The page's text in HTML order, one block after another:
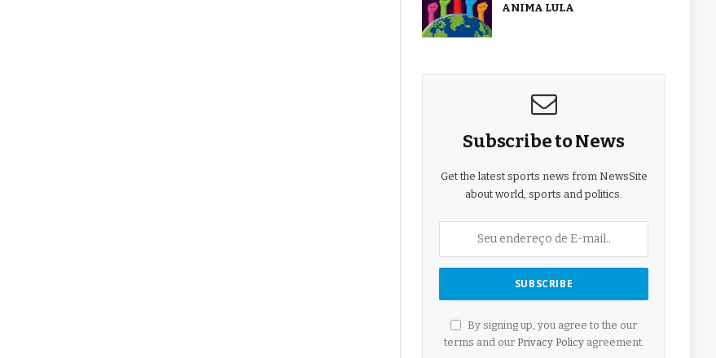
ANIMA LULA
Subscribe to News
Get the latest sports news from NewsSite
about world, sports and politics.
By signing up, you agree to the our
terms and our Privacy Policyagreement.